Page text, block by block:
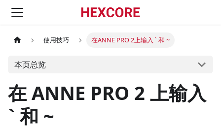
使用技巧 在ANNE PRO 2上输入 ` 和 ~
本页总览
在 ANNE PRO 2 上输入
` 和 ~